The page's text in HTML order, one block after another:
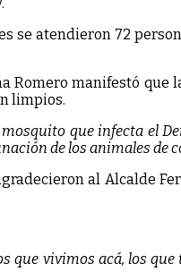
se atendieron 72
Romero manifestó
limpios.
que infecta el
de los animales de
al Alcalde
vivimos acá, los